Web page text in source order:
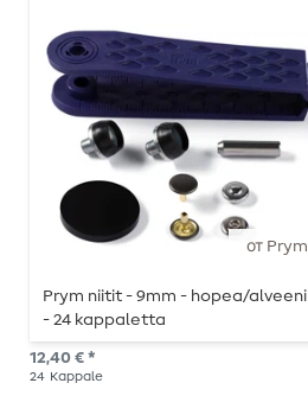
от Prym
Prym niitit - 9mm - hopea/alveeni
- 24 kappaletta
12,40 € *
24 Kappale